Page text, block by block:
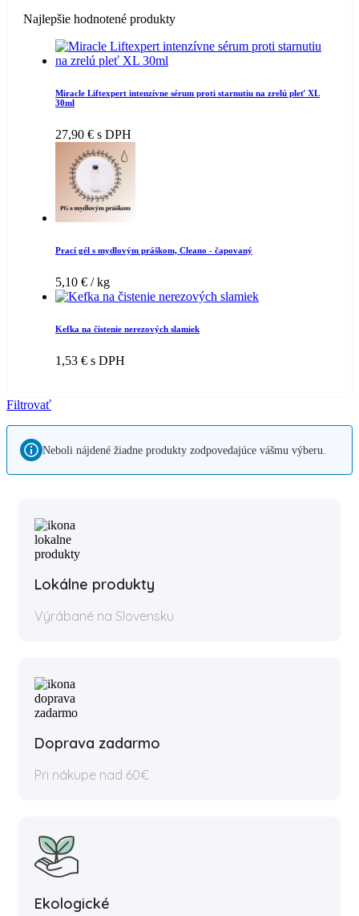
Najlepšie hodnotené produkty
Miracle Liftexpert intenzívne sérum proti starnutiu na zrelú pleť XL
30ml
27,90 € s DPH
Prací gél s mydlovým práškom, Cleano - čapovaný
5,10 € / kg
Kefka na čistenie nerezových slamiek
1,53 € s DPH
Filtrovať
Neboli nájdené žiadne produkty zodpovedajúce vášmu výberu.
Lokálne produkty
Výrábané na Slovensku
Doprava zadarmo
Pri nákupe nad 60€
Ekologické